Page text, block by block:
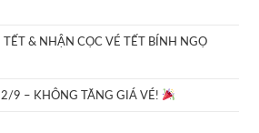
& NHẬN CỌC VÉ TẾT BÍNH NGỌ
9 – KHÔNG TĂNG GIÁ VÉ!